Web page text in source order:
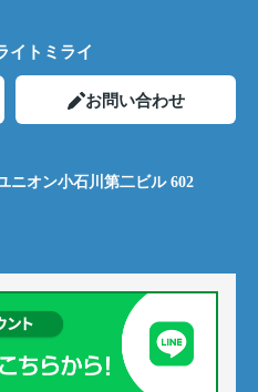
イトミライ
お問い合わせ
ニオン小石川第二ビル 602